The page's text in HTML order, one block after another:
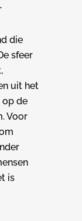
die
sfeer
uit het
op de
Voor
is